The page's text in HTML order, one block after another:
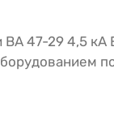
47-29 4,5 кА